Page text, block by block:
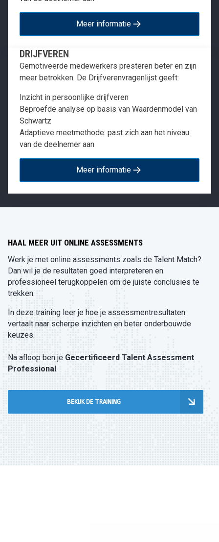
Meer informatie
DRIJFVEREN
Gemotiveerde medewerkers presteren beter en zijn
meer betrokken. De Drijfverenvragenlijst geeft:
Inzicht in persoonlijke drijfveren
Beproefde analyse op basis van Waardenmodel van
Schwartz
Adaptieve meetmethode: past zich aan het niveau
van de deelnemer aan
Meer informatie
HAAL MEER UIT ONLINE ASSESSMENTS
Werk je met online assessments zoals de Talent Match?
Dan wil je de resultaten goed interpreteren en
professioneel terugkoppelen om de juiste conclusies te
trekken.
In deze training leer je hoe je assessmentresultaten
vertaalt naar scherpe inzichten en beter onderbouwde
keuzes.
Na afloop ben je Gecertificeerd Talent Assessment
Professional.
BEKIJK DE TRAINING